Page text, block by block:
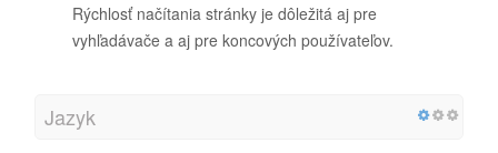
Rýchlosť načítania stránky je dôležitá aj pre
vyhľadávače a aj pre koncových používateľov.
Jazyk